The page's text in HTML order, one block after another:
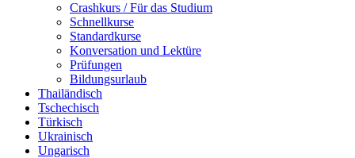
Crashkurs / Für das Studium
Schnellkurse
Standardkurse
Konversation und Lektüre
Prüfungen
Bildungsurlaub
Thailändisch
Tschechisch
Türkisch
Ukrainisch
Ungarisch